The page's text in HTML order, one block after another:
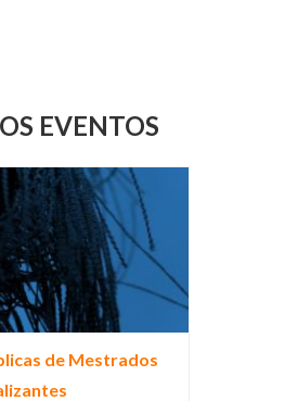
EVENTOS
de Mestrados